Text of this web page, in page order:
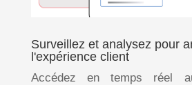
Surveillez et analysez pour
l'expérience client
Accédez en temps réel